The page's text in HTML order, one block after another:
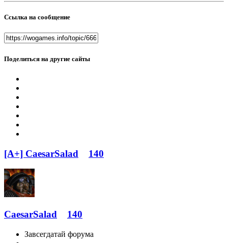
Ссылка на сообщение
Поделиться на другие сайты
[A+] CaesarSalad 140
CaesarSalad 140
Завсегдатай форума